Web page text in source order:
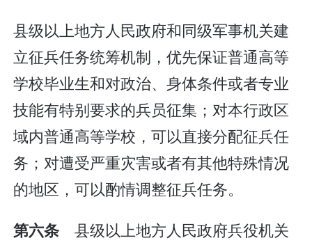
县级以上地方人民政府和同级军事机关建
立征兵任务统筹机制，优先保证普通高等
学校毕业生和对政治、身体条件或者专业
技能有特别要求的兵员征集；对本行政区
域内普通高等学校，可以直接分配征兵任
务；对遭受严重灾害或者有其他特殊情况
的地区，可以酌情调整征兵任务。
第六条 县级以上地方人民政府兵役机关